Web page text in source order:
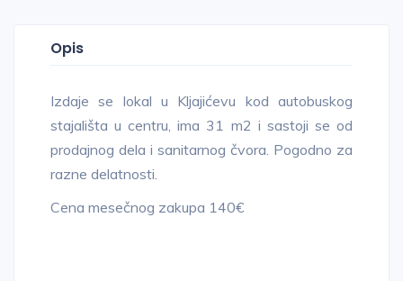
Opis
Izdaje se lokal u Kljajićevu kod autobuskog
stajališta u centru, ima 31 m2 i sastoji se od
prodajnog dela i sanitarnog čvora. Pogodno za
razne delatnosti.
Cena mesečnog zakupa 140€